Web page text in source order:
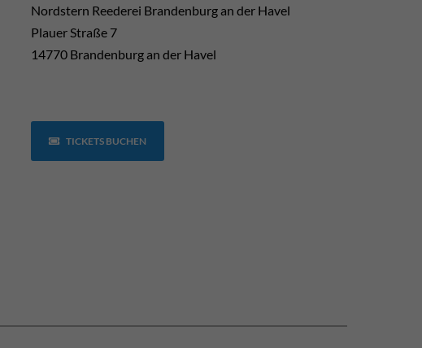
Nordstern Reederei Brandenburg an der Havel
Plauer Straße 7
14770 Brandenburg an der Havel
TICKETS BUCHEN